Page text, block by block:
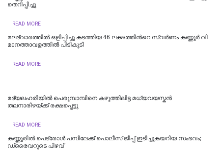
തെറിപ്പിച്ചു
READ MORE
മലദ്വാരത്തിൽ ഒളിപ്പിച്ചു കടത്തിയ 46 ല​ക്ഷ​ത്തി​ന്‍റെ സ്വ​ർ​ണം ക​ണ്ണൂ​ർ വി​
മാ​ന​ത്താ​വ​ള​ത്തി​ൽ പി​ടി​കൂ​ടി
READ MORE
മദ്യലഹരിയിൽ പെരുമ്പാമ്പിനെ കഴുത്തിലിട്ട മധ്യവയസ്കൻ
തലനാരിഴയ്ക്ക് രക്ഷപ്പെട്ടു
READ MORE
കണ്ണൂരിൽ പെട്രോൾ പമ്പിലേക്ക് പൊലീസ് ജീപ്പ് ഇടിച്ചുകയറിയ സംഭവം;
ഡ്രൈവറുടെ പിഴവ്